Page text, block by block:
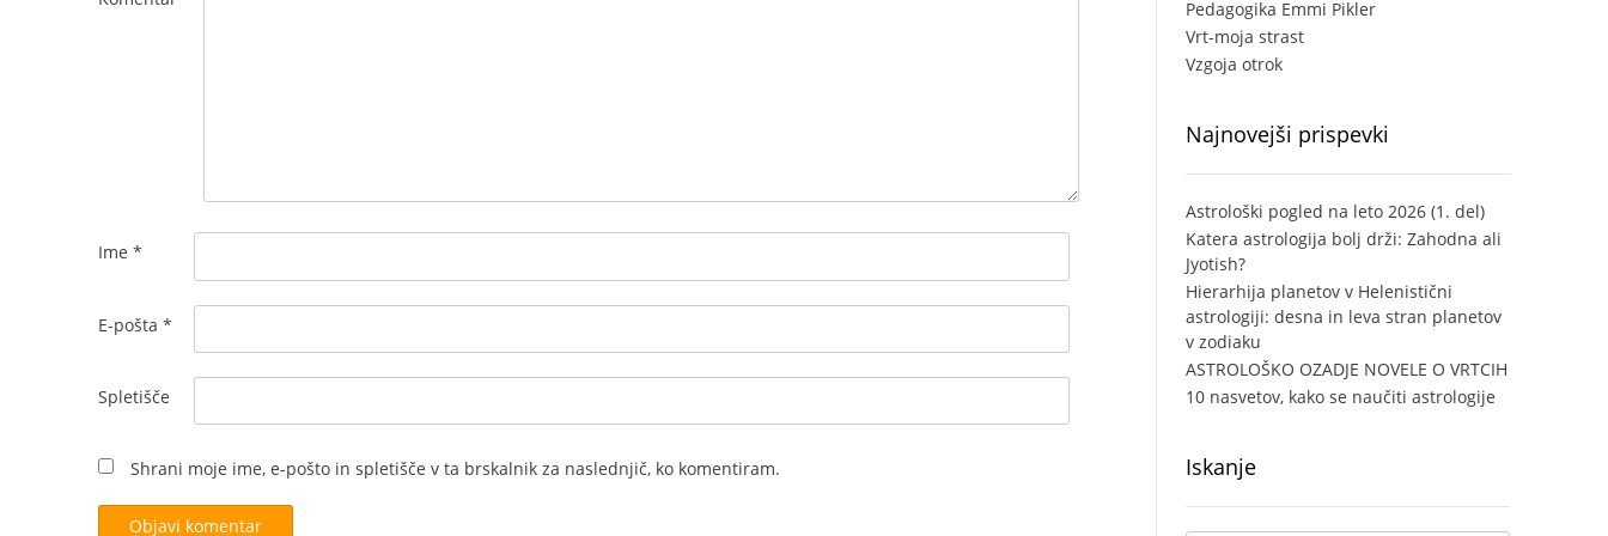
Ime *
E-pošta *
Spletišče
Shrani moje ime, e-pošto in spletišče v ta brskalnik za naslednjič, ko komentiram.
Pedagogika Emmi Pikler
Vrt-moja strast
Vzgoja otrok
Najnovejši prispevki
Astrološki pogled na leto 2026 (1. del)
Katera astrologija bolj drži: Zahodna ali
Jyotish?
Hierarhija planetov v Helenistični
astrologiji: desna in leva stran planetov
v zodiaku
ASTROLOŠKO OZADJE NOVELE O VRTCIH
10 nasvetov, kako se naučiti astrologije
Iskanje